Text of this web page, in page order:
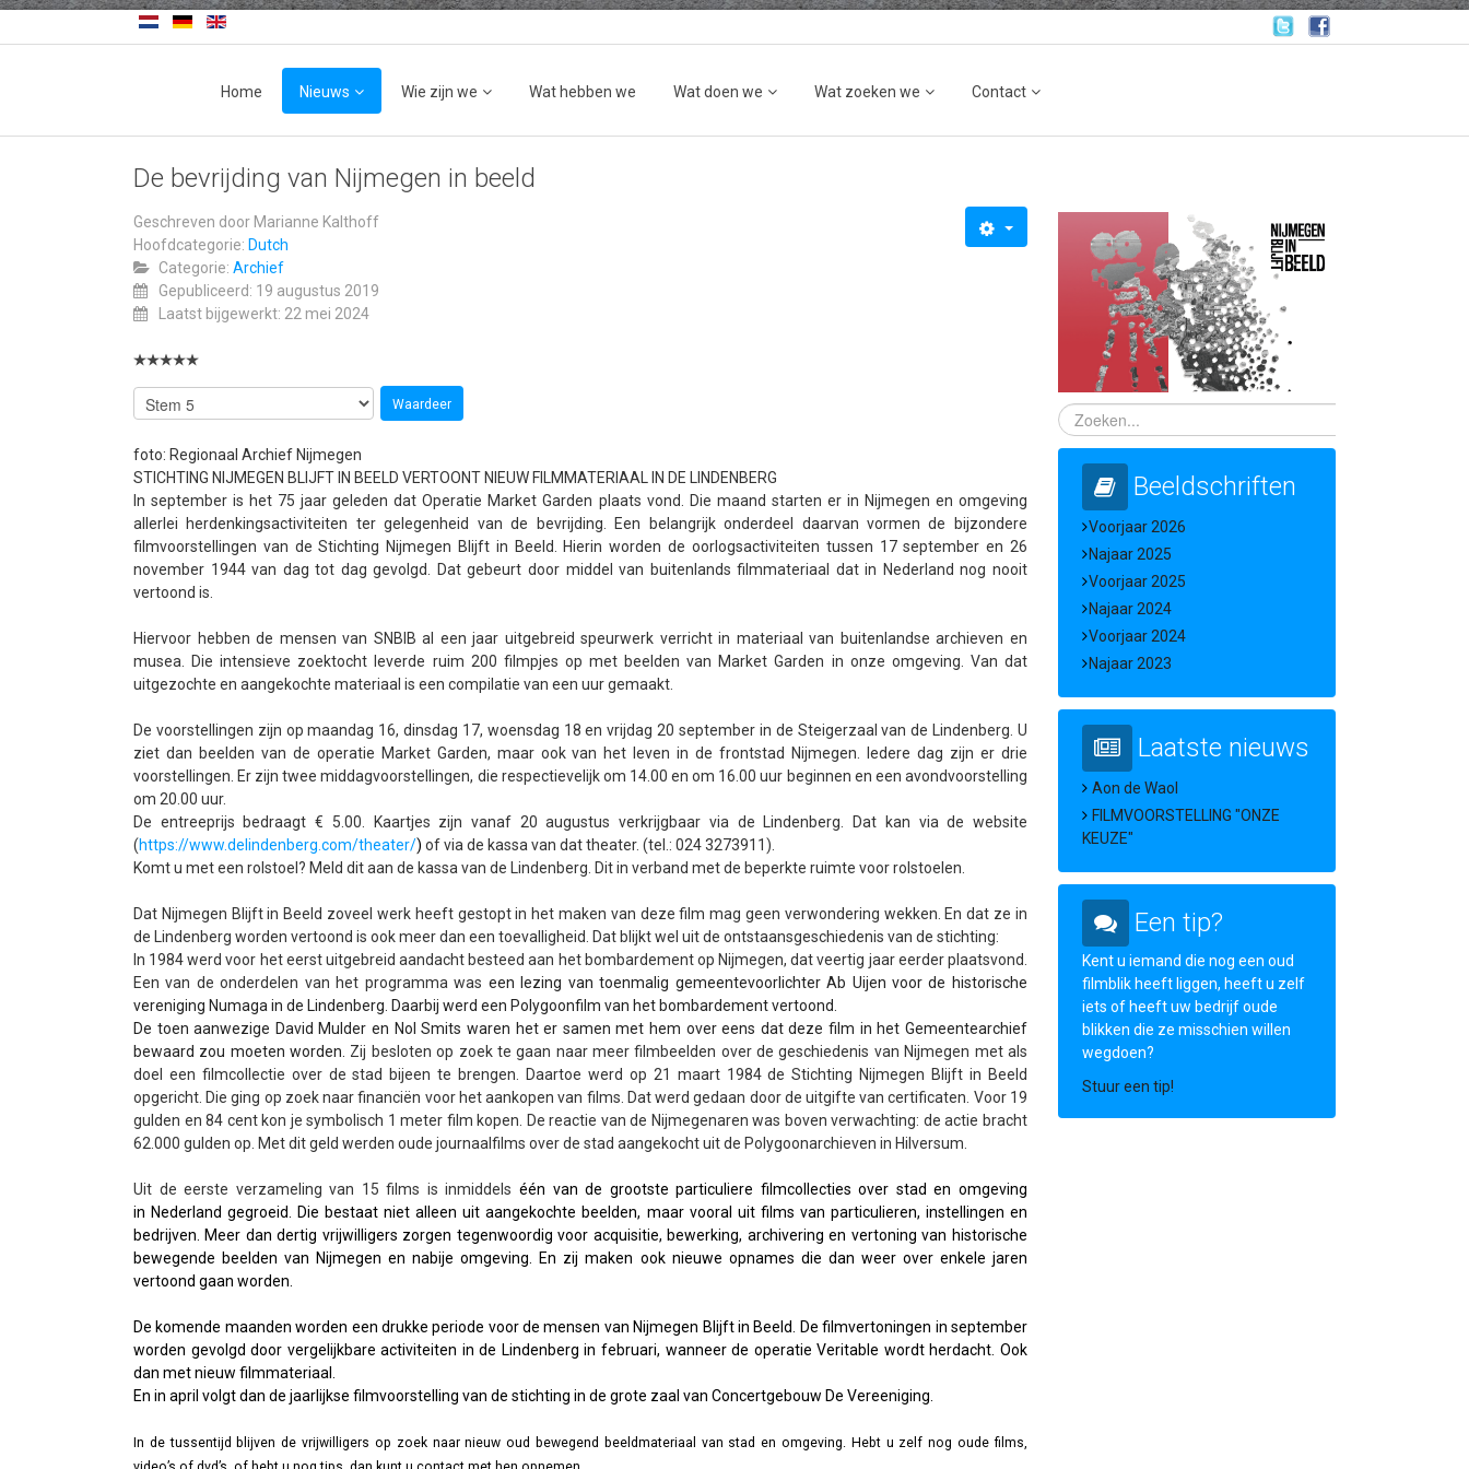
Home Nieuws Wie zijn we Wat hebben we Wat doen we Wat zoeken we Contact
De bevrijding van Nijmegen in beeld
Geschreven door Marianne Kalthoff
Hoofdcategorie: Dutch
Categorie: Archief
Gepubliceerd: 19 augustus 2019
Laatst bijgewerkt: 22 mei 2024
foto: Regionaal Archief Nijmegen
STICHTING NIJMEGEN BLIJFT IN BEELD VERTOONT NIEUW FILMMATERIAAL IN DE LINDENBERG
In september is het 75 jaar geleden dat Operatie Market Garden plaats vond. Die maand starten er in Nijmegen en omgeving
allerlei herdenkingsactiviteiten ter gelegenheid van de bevrijding. Een belangrijk onderdeel daarvan vormen de bijzondere
filmvoorstellingen van de Stichting Nijmegen Blijft in Beeld. Hierin worden de oorlogsactiviteiten tussen 17 september en 26
november 1944 van dag tot dag gevolgd. Dat gebeurt door middel van buitenlands filmmateriaal dat in Nederland nog nooit
vertoond is.
Hiervoor hebben de mensen van SNBIB al een jaar uitgebreid speurwerk verricht in materiaal van buitenlandse archieven en
musea. Die intensieve zoektocht leverde ruim 200 filmpjes op met beelden van Market Garden in onze omgeving. Van dat
uitgezochte en aangekochte materiaal is een compilatie van een uur gemaakt.
De voorstellingen zijn op maandag 16, dinsdag 17, woensdag 18 en vrijdag 20 september in de Steigerzaal van de Lindenberg. U
ziet dan beelden van de operatie Market Garden, maar ook van het leven in de frontstad Nijmegen. Iedere dag zijn er drie
voorstellingen. Er zijn twee middagvoorstellingen, die respectievelijk om 14.00 en om 16.00 uur beginnen en een avondvoorstelling
om 20.00 uur.
De entreeprijs bedraagt € 5.00. Kaartjes zijn vanaf 20 augustus verkrijgbaar via de Lindenberg. Dat kan via de website
(https://www.delindenberg.com/theater/) of via de kassa van dat theater. (tel.: 024 3273911).
Komt u met een rolstoel? Meld dit aan de kassa van de Lindenberg. Dit in verband met de beperkte ruimte voor rolstoelen.
Dat Nijmegen Blijft in Beeld zoveel werk heeft gestopt in het maken van deze film mag geen verwondering wekken. En dat ze in
de Lindenberg worden vertoond is ook meer dan een toevalligheid. Dat blijkt wel uit de ontstaansgeschiedenis van de stichting:
In 1984 werd voor het eerst uitgebreid aandacht besteed aan het bombardement op Nijmegen, dat veertig jaar eerder plaatsvond.
Een van de onderdelen van het programma was een lezing van toenmalig gemeentevoorlichter Ab Uijen voor de historische
vereniging Numaga in de Lindenberg. Daarbij werd een Polygoonfilm van het bombardement vertoond.
De toen aanwezige David Mulder en Nol Smits waren het er samen met hem over eens dat deze film in het Gemeentearchief
bewaard zou moeten worden. Zij besloten op zoek te gaan naar meer filmbeelden over de geschiedenis van Nijmegen met als
doel een filmcollectie over de stad bijeen te brengen. Daartoe werd op 21 maart 1984 de Stichting Nijmegen Blijft in Beeld
opgericht. Die ging op zoek naar financiën voor het aankopen van films. Dat werd gedaan door de uitgifte van certificaten. Voor 19
gulden en 84 cent kon je symbolisch 1 meter film kopen. De reactie van de Nijmegenaren was boven verwachting: de actie bracht
62.000 gulden op. Met dit geld werden oude journaalfilms over de stad aangekocht uit de Polygoonarchieven in Hilversum.
Uit de eerste verzameling van 15 films is inmiddels één van de grootste particuliere filmcollecties over stad en omgeving
in Nederland gegroeid. Die bestaat niet alleen uit aangekochte beelden, maar vooral uit films van particulieren, instellingen en
bedrijven. Meer dan dertig vrijwilligers zorgen tegenwoordig voor acquisitie, bewerking, archivering en vertoning van historische
bewegende beelden van Nijmegen en nabije omgeving. En zij maken ook nieuwe opnames die dan weer over enkele jaren
vertoond gaan worden.
De komende maanden worden een drukke periode voor de mensen van Nijmegen Blijft in Beeld. De filmvertoningen in september
worden gevolgd door vergelijkbare activiteiten in de Lindenberg in februari, wanneer de operatie Veritable wordt herdacht. Ook
dan met nieuw filmmateriaal.
En in april volgt dan de jaarlijkse filmvoorstelling van de stichting in de grote zaal van Concertgebouw De Vereeniging.
In de tussentijd blijven de vrijwilligers op zoek naar nieuw oud bewegend beeldmateriaal van stad en omgeving. Hebt u zelf nog oude films,
Beeldschriften
Voorjaar 2026
Najaar 2025
Voorjaar 2025
Najaar 2024
Voorjaar 2024
Najaar 2023
Laatste nieuws
Aon de Waol
FILMVOORSTELLING "ONZE
KEUZE"
Een tip?
Kent u iemand die nog een oud
filmblik heeft liggen, heeft u zelf
iets of heeft uw bedrijf oude
blikken die ze misschien willen
wegdoen?
Stuur een tip!